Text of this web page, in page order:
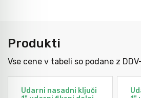
Produkti
Vse cene v tabeli so podane z
Udarni nasadni ključi